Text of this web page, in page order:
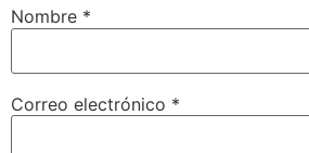
Nombre *
Correo electrónico *